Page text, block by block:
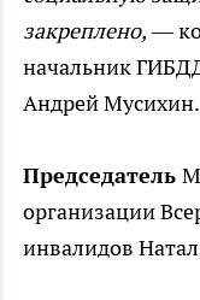
закреплено,—
начальник
Андрей Мусихин.
Председатель
организации
инвалидов